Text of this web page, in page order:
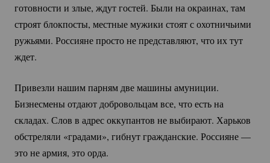
готовности и злые, ждут гостей. Были на окраинах, там
строят блокпосты, местные мужики стоят с охотничьими
ружьями. Россияне просто не представляют, что их тут
ждет.
Привезли нашим парням две машины амуниции.
Бизнесмены отдают добровольцам все, что есть на
складах. Слов в адрес оккупантов не выбирают. Харьков
обстреляли «градами», гибнут гражданские. Россияне —
это не армия, это орда.